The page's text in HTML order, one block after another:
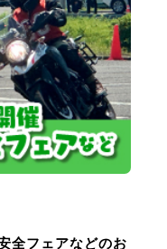
全フェアなどのお